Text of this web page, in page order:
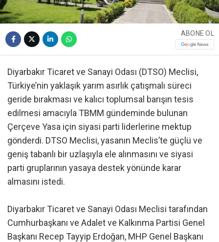
ABONE OL
Diyarbakır Ticaret ve Sanayi Odası (DTSO) Meclisi,
Türkiye’nin yaklaşık yarım asırlık çatışmalı süreci
geride bırakması ve kalıcı toplumsal barışın tesis
edilmesi amacıyla TBMM gündeminde bulunan
Çerçeve Yasa için siyasi parti liderlerine mektup
gönderdi. DTSO Meclisi, yasanın Meclis’te güçlü ve
geniş tabanlı bir uzlaşıyla ele alınmasını ve siyasi
parti gruplarının yasaya destek yönünde karar
almasını istedi.
Diyarbakır Ticaret ve Sanayi Odası Meclisi tarafından
Cumhurbaşkanı ve Adalet ve Kalkınma Partisi Genel
Başkanı Recep Tayyip Erdoğan, MHP Genel Başkanı